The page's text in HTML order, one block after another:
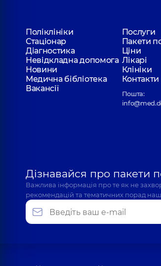
Поліклініки
Послуги
Стаціонар
Пакети
Діагностика
Ціни
Невідкладна допомога Лікарі
Новини
Клініки
Медична бібліотека
Контакти
Вакансії
Пошта:
Дізнавайся про пакети
Важлива інформація про те як не
рекомендацій та тематичних порад